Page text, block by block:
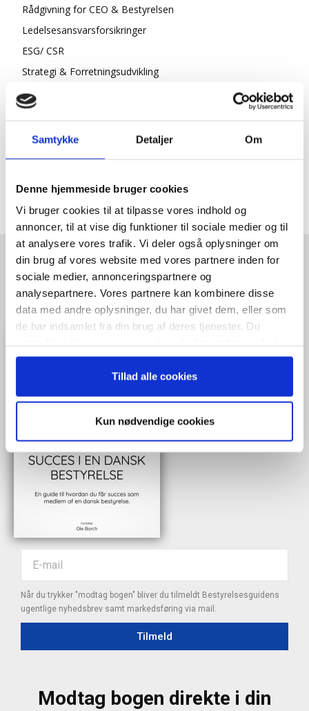
Samtykke Detaljer Om
Denne hjemmeside bruger cookies
Vi bruger cookies til at tilpasse vores indhold og
annoncer, til at vise dig funktioner til sociale medier og til
at analysere vores trafik. Vi deler også oplysninger om
din brug af vores website med vores partnere inden for
sociale medier, annonceringspartnere og
analysepartnere. Vores partnere kan kombinere disse
data med andre oplysninger, du har givet dem, eller som
de har indsamlet fra din brug af deres tjenester. Du
anvende vores hjemmeside.
Tillad alle cookies
Kun nødvendige cookies
Rådgivning for CEO & Bestyrelsen
Ledelsesansvarsforsikringer
ESG/ CSR
Strategi & Forretningsudvikling
Økonomisk Rådgivning
Log ind
Køb adgang
HENT GRATIS E-BOG "SUCCES I
EN DANSK BESTYRELSE"
Når du trykker "modtag bogen" bliver du tilmeldt Bestyrelsesguidens
ugentlige nyhedsbrev samt markedsføring via mail.
Tilmeld
Modtag bogen direkte i din